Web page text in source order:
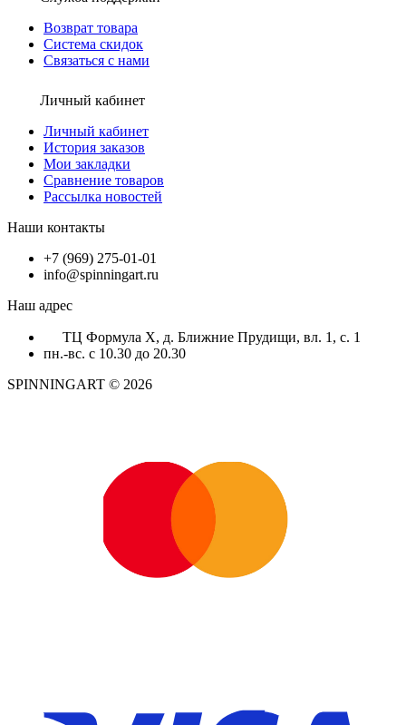
Возврат товара
Система скидок
Связаться с нами
Личный кабинет
Личный кабинет
История заказов
Мои закладки
Сравнение товаров
Рассылка новостей
Наши контакты
+7 (969) 275-01-01
info@spinningart.ru
Наш адрес
ТЦ Формула X, д. Ближние Прудищи, вл. 1, с. 1
пн.-вс. с 10.30 до 20.30
SPINNINGART © 2026